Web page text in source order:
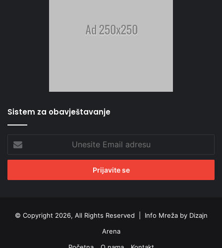
Sistem za obavještavanje
Unesite
Email
adresu
© Copyright 2026, All Rights Reserved | Info Mreža by Dizajn
Arena